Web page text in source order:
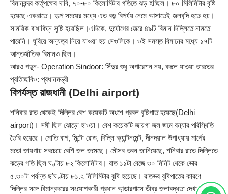
বিমানবন্দর কর্তৃপক্ষের দাবি, ৭০-৮০ কিলোমিটার গতিতে ঝড় হচ্ছিল। ৮০ মিলিমিটার বৃষ্টি
হয়েছে একরাতে। অল্প সময়ের মধ্যে এত বড় বিপর্যয় নেমে আসাতেই জলবন্দি হতে হয়।
সাময়িক বাধাবিঘ্ন সৃষ্টি হয়েছিল।এদিকে, দুর্যোগের জেরে ৪৯টি বিমান দিল্লিতে নামতে
পারেনি। ঘুরিয়ে অন্যত্র নিয়ে যাওয়া হয় সেগুলিকে। ওই সমস্ত বিমানের মধ্যে ১৭টি
আন্তর্জাতিক বিমানও ছিল।
আরও পড়ুন- Operation Sindoor: সিঁদুর শুধু অপারেশন নয়, বদলে যাওয়া ভারতের
প্রতিচ্ছবিও: প্রধানমন্ত্রী
বিপর্যস্ত রাজধানী (Delhi airport)
শনিবার রাত থেকেই দিল্লির বেশ কয়েকটি অংশে প্রবল বৃষ্টিপাত হয়েছে(Delhi
airport)। সঙ্গী ছিল ঝোড়ো হাওয়া। বেশ কয়েকটি জায়গা জল জমে বন্যার পরিস্থিতি
তৈরি হয়েছে। মোতি বাগ, মিন্টো রোড, দিল্লি ক্যান্টনমেন্ট, দীনদয়াল উপাধ্যায় মার্গের
মতো জায়গায় সবচেয়ে বেশি জল জমেছে। মৌসব ভবন জানিয়েছে, শনিবার রাতে দিল্লিতে
ঝড়ের গতি ছিল ঘণ্টায় ৮২ কিলোমিটার। রাত ১১টা বেজে ৩০ মিনিট থেকে ভোর
৫.৩০টা পর্যন্ত ছ’ঘণ্টায় ৮১.২ মিলিমিটার বৃষ্টি হয়েছে। রাতভর বৃষ্টিপাতের কারণে
দিল্লির সঙ্গে বিমানবন্দরের সংযোগকারী প্রধান আন্ডারপাসে তীব্র জলাবদ্ধতা দেখা